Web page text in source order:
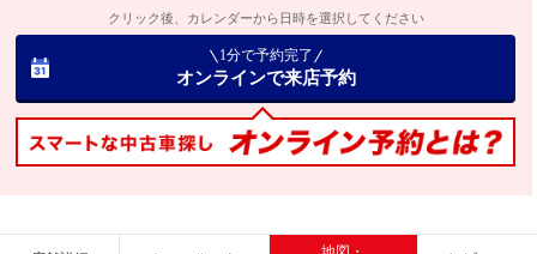
クリック後、カレンダーから日時を選択してください
1分で予約完了
オンラインで来店予約